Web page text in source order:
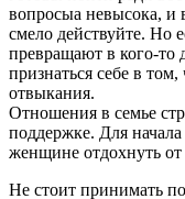
вопросыа невысока, и
смело действуйте. Но
превращают в кого-то
признаться себе в
отвыкания.
Отношения в семье
поддержке. Для
женщине отдохнуть
Не стоит принимать